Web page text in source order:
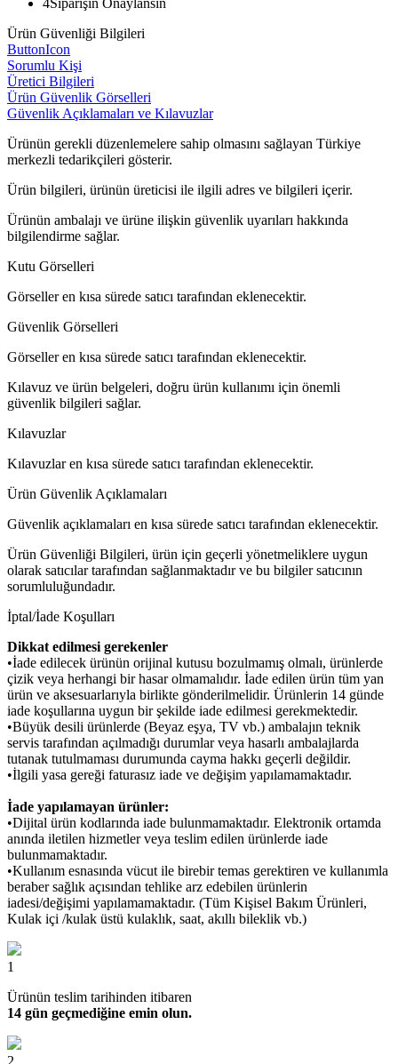
4Siparişin Onaylansın
Ürün Güvenliği Bilgileri
ButtonIcon
Sorumlu Kişi
Üretici Bilgileri
Ürün Güvenlik Görselleri
Güvenlik Açıklamaları ve Kılavuzlar
Ürünün gerekli düzenlemelere sahip olmasını sağlayan Türkiye
merkezli tedarikçileri gösterir.
Ürün bilgileri, ürünün üreticisi ile ilgili adres ve bilgileri içerir.
Ürünün ambalajı ve ürüne ilişkin güvenlik uyarıları hakkında
bilgilendirme sağlar.
Kutu Görselleri
Görseller en kısa sürede satıcı tarafından eklenecektir.
Güvenlik Görselleri
Görseller en kısa sürede satıcı tarafından eklenecektir.
Kılavuz ve ürün belgeleri, doğru ürün kullanımı için önemli
güvenlik bilgileri sağlar.
Kılavuzlar
Kılavuzlar en kısa sürede satıcı tarafından eklenecektir.
Ürün Güvenlik Açıklamaları
Güvenlik açıklamaları en kısa sürede satıcı tarafından eklenecektir.
Ürün Güvenliği Bilgileri, ürün için geçerli yönetmeliklere uygun
olarak satıcılar tarafından sağlanmaktadır ve bu bilgiler satıcının
sorumluluğundadır.
İptal/İade Koşulları
Dikkat edilmesi gerekenler
•İade edilecek ürünün orijinal kutusu bozulmamış olmalı, ürünlerde
çizik veya herhangi bir hasar olmamalıdır. İade edilen ürün tüm yan
ürün ve aksesuarlarıyla birlikte gönderilmelidir. Ürünlerin 14 günde
iade koşullarına uygun bir şekilde iade edilmesi gerekmektedir.
•Büyük desili ürünlerde (Beyaz eşya, TV vb.) ambalajın teknik
servis tarafından açılmadığı durumlar veya hasarlı ambalajlarda
tutanak tutulmaması durumunda cayma hakkı geçerli değildir.
•İlgili yasa gereği faturasız iade ve değişim yapılamamaktadır.
İade yapılamayan ürünler:
•Dijital ürün kodlarında iade bulunmamaktadır. Elektronik ortamda
anında iletilen hizmetler veya teslim edilen ürünlerde iade
bulunmamaktadır.
•Kullanım esnasında vücut ile birebir temas gerektiren ve kullanımla
beraber sağlık açısından tehlike arz edebilen ürünlerin
iadesi/değişimi yapılamamaktadır. (Tüm Kişisel Bakım Ürünleri,
Kulak içi /kulak üstü kulaklık, saat, akıllı bileklik vb.)
1
Ürünün teslim tarihinden itibaren
14 gün geçmediğine emin olun.
2